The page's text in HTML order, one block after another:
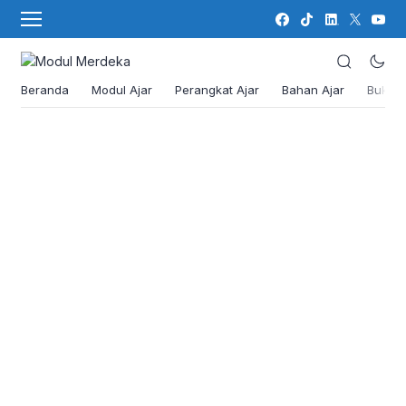
Beranda Modul Ajar Perangkat Ajar Bahan Ajar Buku